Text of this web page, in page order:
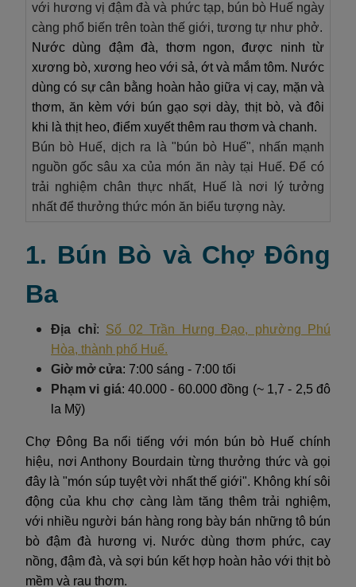
với hương vị đậm đà và phức tạp, bún bò Huế ngày
càng phổ biến trên toàn thế giới, tương tự như phở.
Nước dùng đậm đà, thơm ngon, được ninh từ
xương bò, xương heo với sả, ớt và mắm tôm. Nước
dùng có sự cân bằng hoàn hảo giữa vị cay, mặn và
thơm, ăn kèm với bún gạo sợi dày, thịt bò, và đôi
khi là thịt heo, điểm xuyết thêm rau thơm và chanh.
Bún bò Huế, dịch ra là "bún bò Huế", nhấn mạnh
nguồn gốc sâu xa của món ăn này tại Huế. Để có
trải nghiệm chân thực nhất, Huế là nơi lý tưởng
nhất để thưởng thức món ăn biểu tượng này.
1. Bún Bò và Chợ Đông
Ba
Địa chỉ: Số 02 Trần Hưng Đạo, phường Phú
Hòa, thành phố Huế.
Giờ mở cửa: 7:00 sáng - 7:00 tối
Phạm vi giá: 40.000 - 60.000 đồng (~ 1,7 - 2,5 đô
la Mỹ)
Chợ Đông Ba nổi tiếng với món bún bò Huế chính
hiệu, nơi Anthony Bourdain từng thưởng thức và gọi
đây là "món súp tuyệt vời nhất thế giới". Không khí sôi
động của khu chợ càng làm tăng thêm trải nghiệm,
với nhiều người bán hàng rong bày bán những tô bún
bò đậm đà hương vị. Nước dùng thơm phức, cay
nồng, đậm đà, và sợi bún kết hợp hoàn hảo với thịt bò
mềm và rau thơm.